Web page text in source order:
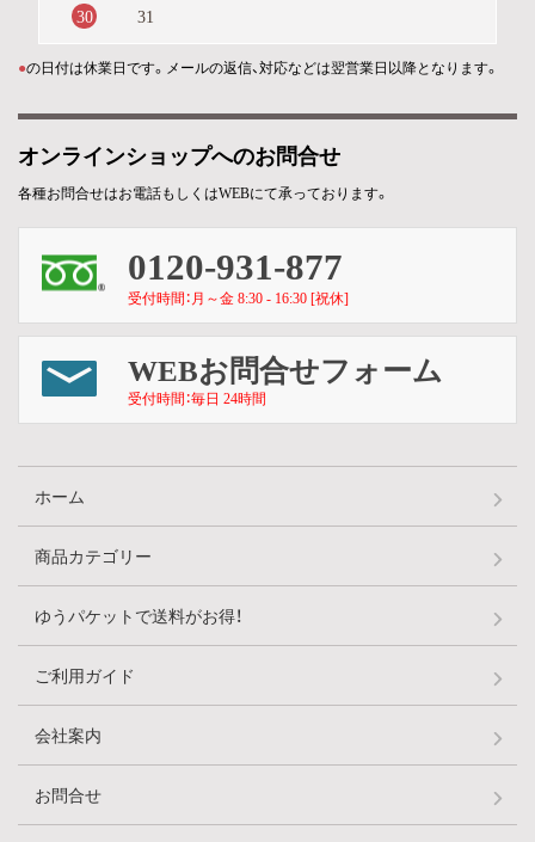
30
31
●の日付は休業日です。メールの返信、対応などは翌営業日以降となります。
オンラインショップへのお問合せ
各種お問合せはお電話もしくはWEBにて承っております。
0120-931-877
受付時間：月～金 8:30 - 16:30 [祝休]
WEBお問合せフォーム
受付時間：毎日 24時間
ホーム
商品カテゴリー
ゆうパケットで送料がお得！
ご利用ガイド
会社案内
お問合せ